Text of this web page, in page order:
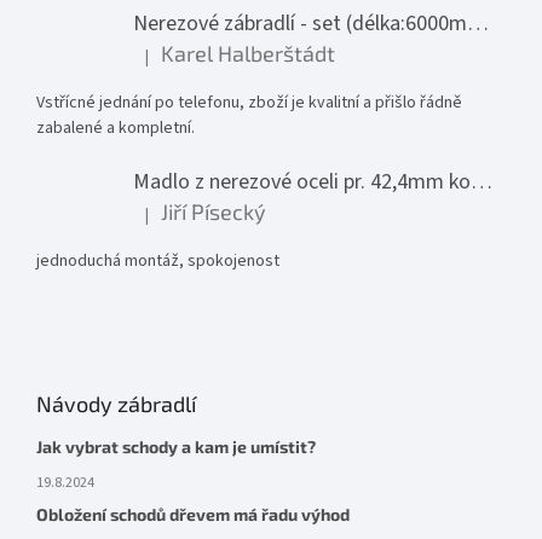
Nerezové zábradlí - set (délka:6000mm x výška:1000mm)
Hodnocení produktu je 5 z 5 hvězdiček.
| Karel Halberštádt
Vstřícné jednání po telefonu, zboží je kvalitní a přišlo řádně
zabalené a kompletní.
Madlo z nerezové oceli pr. 42,4mm komplet - model 0116 - 3000mm
Hodnocení produktu je 5 z 5 hvězdiček.
| Jiří Písecký
jednoduchá montáž, spokojenost
Návody zábradlí
Jak vybrat schody a kam je umístit?
19.8.2024
Obložení schodů dřevem má řadu výhod